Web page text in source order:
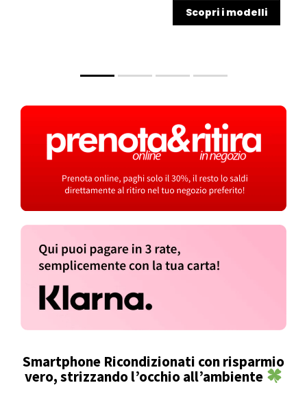
Scopri i modelli
Smartphone Ricondizionati con risparmio
vero, strizzando l’occhio all’ambiente